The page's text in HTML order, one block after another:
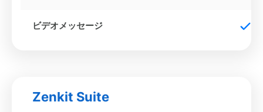
ビデオメッセージ
Zenkit Suite